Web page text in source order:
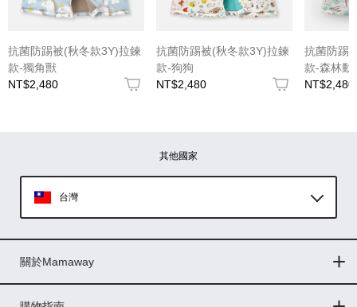
(圖片格式限jpg、jpeg)
抗菌防踢被(秋冬款3Y)拉鍊
款-獨角獸
NT$2,480
抗菌防踢被(秋冬款3Y)拉鍊
款-狗狗
NT$2,480
抗菌防踢
款-森林動
NT$2,480
其他國家
台灣
印尼
菲律賓
關於Mamaway
門市據點
最新消息
品牌故事
人力招募
媒體花絮
隱私權聲明
CSR企業社會責任